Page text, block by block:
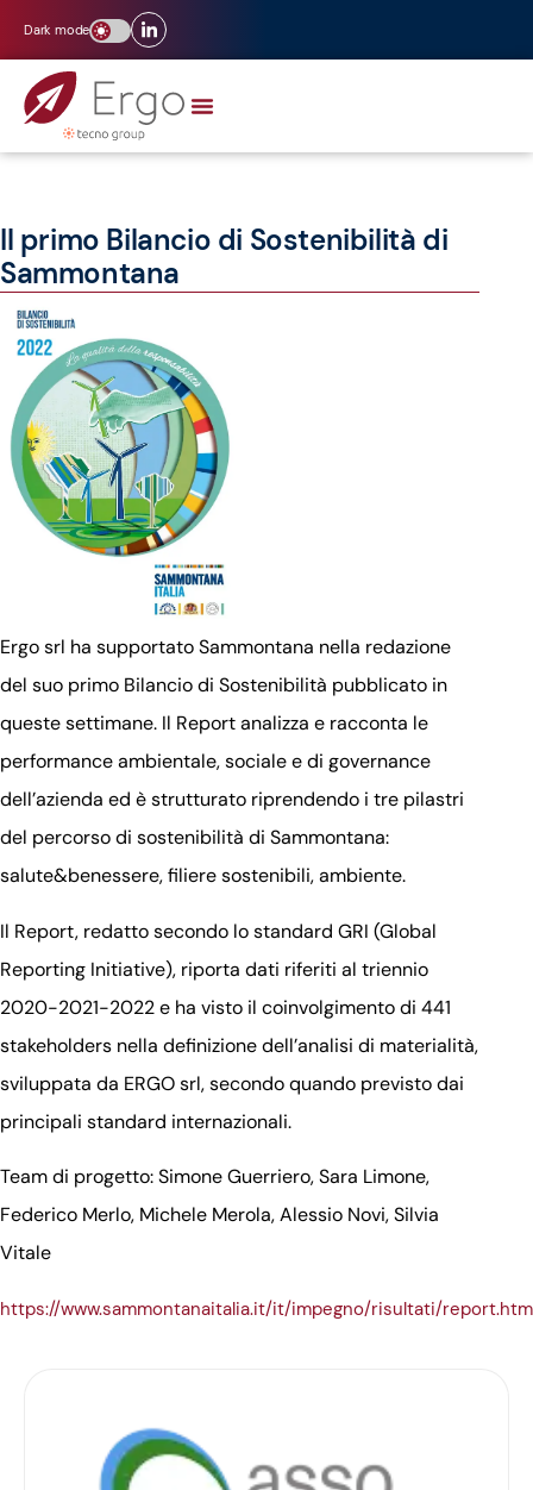
Dark mode
Il primo Bilancio di Sostenibilità di
Sammontana
Ergo srl ha supportato Sammontana nella redazione
del suo primo Bilancio di Sostenibilità pubblicato in
queste settimane. Il Report analizza e racconta le
performance ambientale, sociale e di governance
dell’azienda ed è strutturato riprendendo i tre pilastri
del percorso di sostenibilità di Sammontana:
salute&benessere, filiere sostenibili, ambiente.
Il Report, redatto secondo lo standard GRI (Global
Reporting Initiative), riporta dati riferiti al triennio
2020-2021-2022 e ha visto il coinvolgimento di 441
stakeholders nella definizione dell’analisi di materialità,
sviluppata da ERGO srl, secondo quando previsto dai
principali standard internazionali.
Team di progetto: Simone Guerriero, Sara Limone,
Federico Merlo, Michele Merola, Alessio Novi, Silvia
Vitale
https://www.sammontanaitalia.it/it/impegno/risultati/